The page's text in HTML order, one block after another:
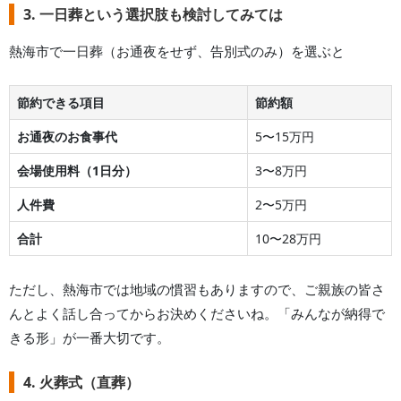
3. 一日葬という選択肢も検討してみては
熱海市で一日葬（お通夜をせず、告別式のみ）を選ぶと
節約できる項目
節約額
お通夜のお食事代
5〜15万円
会場使用料（1日分）
3〜8万円
人件費
2〜5万円
合計
10〜28万円
ただし、 熱海市では地域の慣習もありますので、ご親族の皆さ
んとよく話し合ってからお決めくださいね。「みんなが納得で
きる形」が一番大切です。
4. 火葬式（直葬）